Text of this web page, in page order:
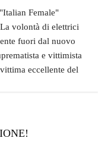
Female"
volontà di elettrici
fuori dal nuovo
e vittimista
eccellente del